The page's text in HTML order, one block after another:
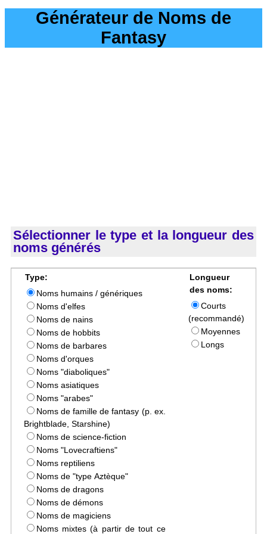
Générateur de Noms de
Fantasy
Sélectionner le type et la longueur des
noms générés
Type:
Noms humains / génériques
Noms d'elfes
Noms de nains
Noms de hobbits
Noms de barbares
Noms d'orques
Noms "diaboliques"
Noms asiatiques
Noms "arabes"
Noms de famille de fantasy (p. ex.
Brightblade, Starshine)
Noms de science-fiction
Noms "Lovecraftiens"
Noms reptiliens
Noms de "type Aztèque"
Noms de dragons
Noms de démons
Noms de magiciens
Noms mixtes (à partir de tout ce
Longueur
des noms:
Courts
(recommandé)
Moyennes
Longs